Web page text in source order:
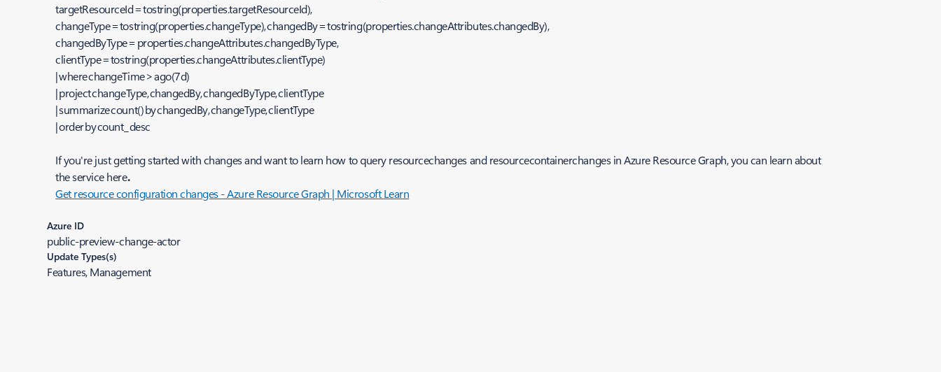
targetResourceId = tostring(properties.targetResourceId),
changeType = tostring(properties.changeType), changedBy = tostring(properties.changeAttributes.changedBy),
changedByType = properties.changeAttributes.changedByType,
clientType = tostring(properties.changeAttributes.clientType)
| where changeTime > ago(7d)
| project changeType, changedBy, changedByType, clientType
| summarize count() by changedBy, changeType, clientType
| order by count_ desc
If you're just getting started with changes and want to learn how to query resourcechanges and resourcecontainerchanges in Azure Resource Graph, you can learn about
the service here.
Get resource configuration changes - Azure Resource Graph | Microsoft Learn
Azure ID
public-preview-change-actor
Update Types(s)
Features, Management